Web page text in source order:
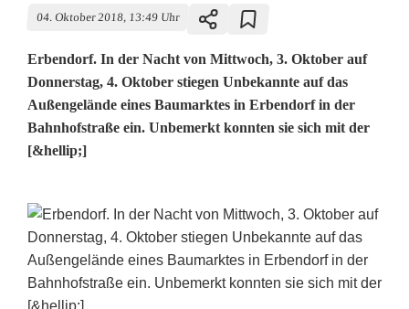
04. Oktober 2018, 13:49 Uhr
Erbendorf. In der Nacht von Mittwoch, 3. Oktober auf
Donnerstag, 4. Oktober stiegen Unbekannte auf das
Außengelände eines Baumarktes in Erbendorf in der
Bahnhofstraße ein. Unbemerkt konnten sie sich mit der
[&hellip;]